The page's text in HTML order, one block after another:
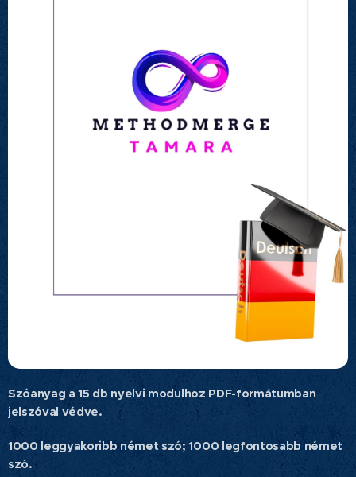
Szóanyag a 15 db nyelvi modulhoz PDF-formátumban
jelszóval védve.
1000 leggyakoribb német szó; 1000 legfontosabb német
szó.